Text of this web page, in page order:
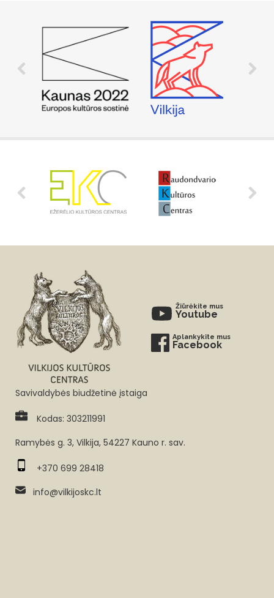
Žiūrėkite mus
Youtube
Aplankykite mus
Facebook
Savivaldybės biudžetinė įstaiga
Kodas: 303211991
Ramybės g. 3, Vilkija, 54227 Kauno r. sav.
+370 699 28418
info@vilkijoskc.lt